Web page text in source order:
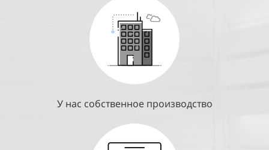
У нас собственное производство